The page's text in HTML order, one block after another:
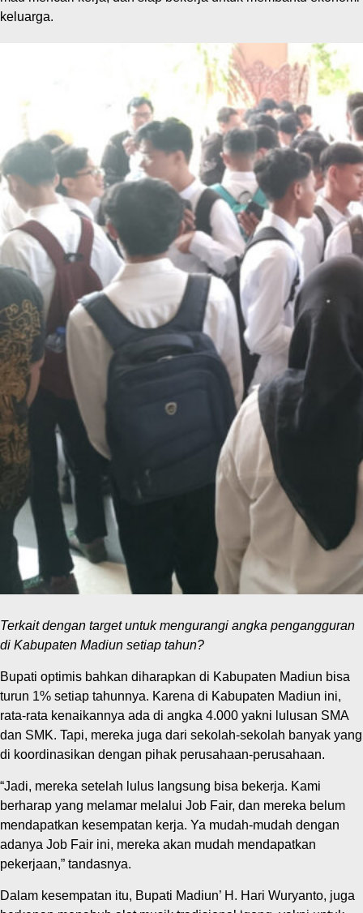
keluarga.
Terkait dengan target untuk mengurangi angka pengangguran
di Kabupaten Madiun setiap tahun?
Bupati optimis bahkan diharapkan di Kabupaten Madiun bisa
turun 1% setiap tahunnya. Karena di Kabupaten Madiun ini,
rata-rata kenaikannya ada di angka 4.000 yakni lulusan SMA
dan SMK. Tapi, mereka juga dari sekolah-sekolah banyak yang
di koordinasikan dengan pihak perusahaan-perusahaan.
“Jadi, mereka setelah lulus langsung bisa bekerja. Kami
berharap yang melamar melalui Job Fair, dan mereka belum
mendapatkan kesempatan kerja. Ya mudah-mudah dengan
adanya Job Fair ini, mereka akan mudah mendapatkan
pekerjaan,” tandasnya.
Dalam kesempatan itu, Bupati Madiun’ H. Hari Wuryanto, juga